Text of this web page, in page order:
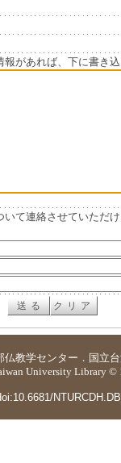
があれば、下に書き
て連絡させていただ
仏教学センター ． 国立
University Library ©